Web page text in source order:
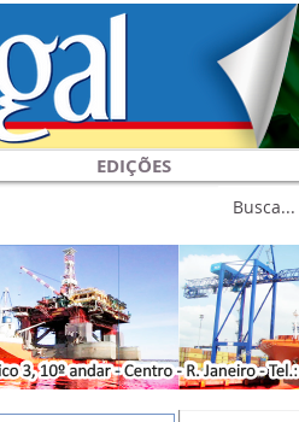
EDIÇÕES